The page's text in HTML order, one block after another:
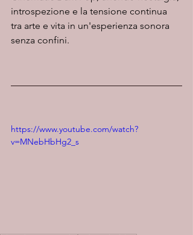
introspezione e la tensione continua
tra arte e vita in un'esperienza sonora
senza confini.
https://www.youtube.com/watch?
v=MNebHbHg2_s